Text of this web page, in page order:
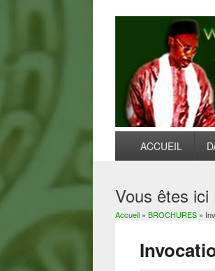
ACCUEIL
Vous êtes ici
Accueil »BROCHURES »